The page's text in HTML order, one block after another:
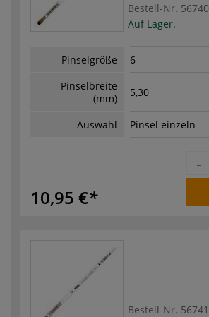
Bestell-Nr. 56740
Auf Lager.
Pinselgröße
6
Pinselbreite
(mm)
5,30
Auswahl Pinsel einzeln
10,95 €
-
Bestell-Nr. 56741